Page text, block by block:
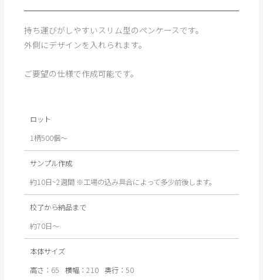
持ち運びがしやすいスリム型のペンケースです。
外側にデザインを入れられます。
ご要望の仕様で作成可能です。
ロット
1柄500個～
サンプル作成
約10日~2週間 ※工場の込み具合によって多少前後します。
校了から納品まで
約70日〜
本体サイズ
高さ： 65 横幅：210 奥行：50